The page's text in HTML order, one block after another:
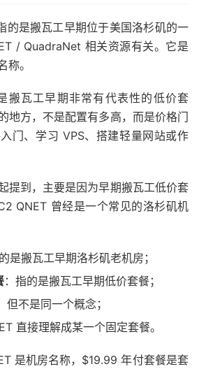
的是搬瓦工早期位于美国洛杉矶的一
/ QuadraNet 相关资源有关。它是
。
搬瓦工早期非常有代表性的低价套
地方，不是配置有多高，而是价格门
门、学习 VPS、搭建轻量网站或作
提到，主要是因为早期搬瓦工低价套
QNET 曾经是一个常见的洛杉矶机
是搬瓦工早期洛杉矶老机房；
：指的是搬瓦工早期低价套餐；
不是同一个概念；
直接理解成某一个固定套餐。
是机房名称，$19.99 年付套餐是套